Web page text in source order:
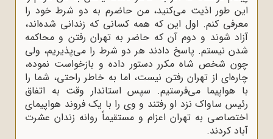
این طور اذیت می‌کنید، من حاضرم به دو شرط خود را
معرفی کنم. اول این که همه کسانی که زندانی شده‌اند،
آزاد شوند و دوم آن که حاضر به تهران رفتن و محاکمه
شدن نیستم. پاسخ دادند هر دو شرط را می‌پذیریم، ولی
چون شخص شاه مکرر دستور داده و بازخواست نموده،
چاره‌ای از تهران رفتن نیست، اما به خاطر راحتی، شما را
با هواپیما می‌فرستیم. سپس استاندار وقت به اتفاق
رئیس ساواک نزد او رفتند و وی را با یک فروند هواپیمای
اختصاصی به تهران اعزام و مستقیماً روانه زندان عشرت
آباد کردند.